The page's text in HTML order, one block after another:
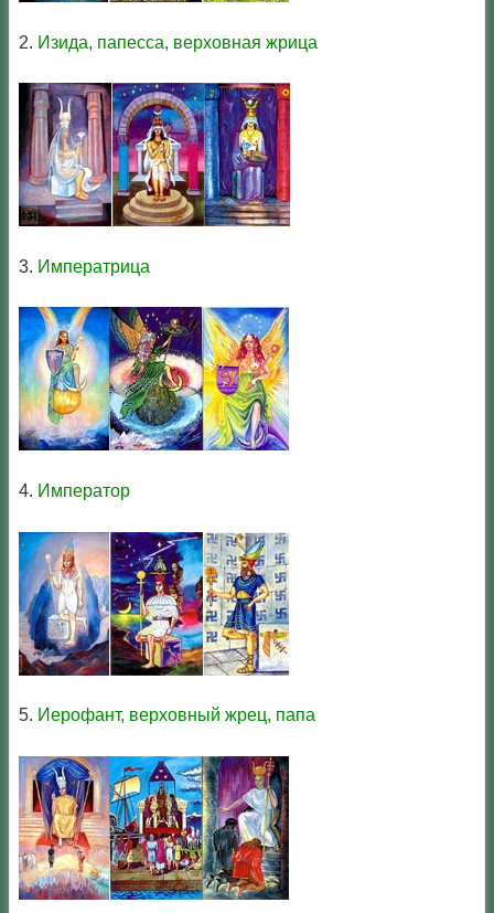
2. Изида, папесса, верховная жрица
3. Императрица
4. Император
5. Иерофант, верховный жрец, папа